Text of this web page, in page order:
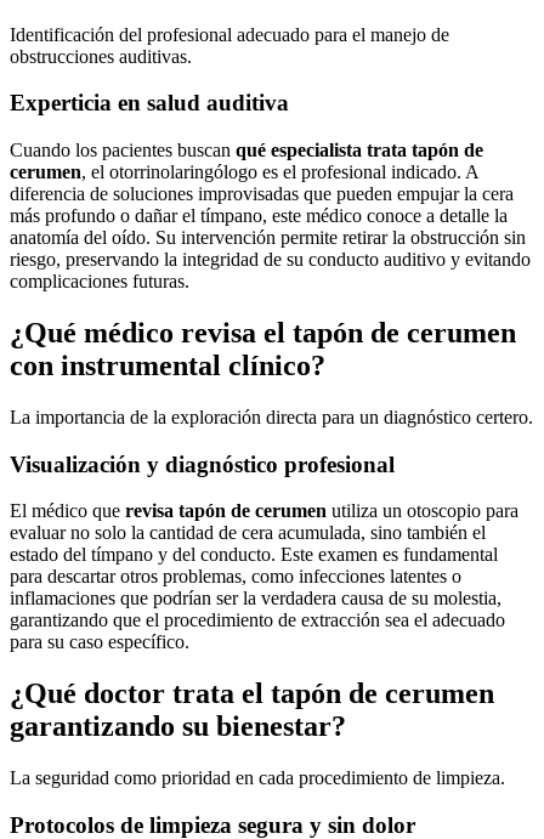
Identificación del profesional adecuado para el manejo de
obstrucciones auditivas.
Experticia en salud auditiva
Cuando los pacientes buscan qué especialista trata tapón de
cerumen, el otorrinolaringólogo es el profesional indicado. A
diferencia de soluciones improvisadas que pueden empujar la cera
más profundo o dañar el tímpano, este médico conoce a detalle la
anatomía del oído. Su intervención permite retirar la obstrucción sin
riesgo, preservando la integridad de su conducto auditivo y evitando
complicaciones futuras.
¿Qué médico revisa el tapón de cerumen
con instrumental clínico?
La importancia de la exploración directa para un diagnóstico certero.
Visualización y diagnóstico profesional
El médico que revisa tapón de cerumen utiliza un otoscopio para
evaluar no solo la cantidad de cera acumulada, sino también el
estado del tímpano y del conducto. Este examen es fundamental
para descartar otros problemas, como infecciones latentes o
inflamaciones que podrían ser la verdadera causa de su molestia,
garantizando que el procedimiento de extracción sea el adecuado
para su caso específico.
¿Qué doctor trata el tapón de cerumen
garantizando su bienestar?
La seguridad como prioridad en cada procedimiento de limpieza.
Protocolos de limpieza segura y sin dolor